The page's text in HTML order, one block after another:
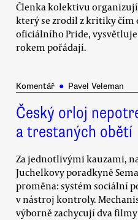
Členka kolektivu
který se zrodil z kritiky čím
oficiálního Pride,
rokem pořádají.
Komentář ● Pavel Veleman
Český orloj
a trestaných obětí
Za jednotlivými kauzami,
Juchelkovy poradkyně
proměna: systém sociální
v nástroj kontroly.
výborně zachycují dva filmy